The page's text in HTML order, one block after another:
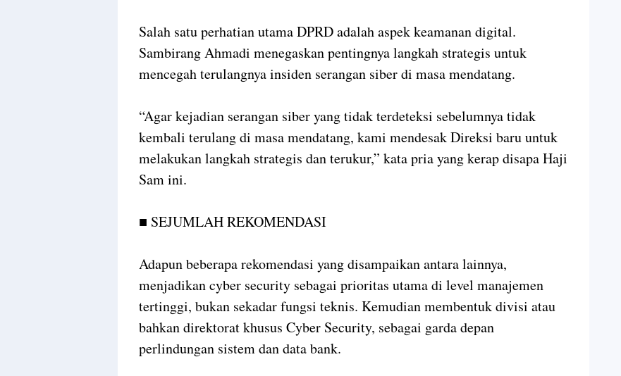
Salah satu perhatian utama DPRD adalah aspek keamanan digital.
Sambirang Ahmadi menegaskan pentingnya langkah strategis untuk
mencegah terulangnya insiden serangan siber di masa mendatang.
“Agar kejadian serangan siber yang tidak terdeteksi sebelumnya tidak
kembali terulang di masa mendatang, kami mendesak Direksi baru untuk
melakukan langkah strategis dan terukur,” kata pria yang kerap disapa Haji
Sam ini.
■ SEJUMLAH REKOMENDASI
Adapun beberapa rekomendasi yang disampaikan antara lainnya,
menjadikan cyber security sebagai prioritas utama di level manajemen
tertinggi, bukan sekadar fungsi teknis. Kemudian membentuk divisi atau
bahkan direktorat khusus Cyber Security, sebagai garda depan
perlindungan sistem dan data bank.